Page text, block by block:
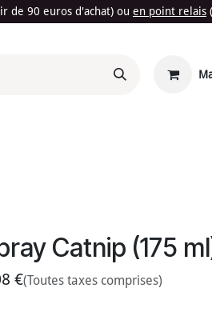
de 90 euros d'achat) ou en point relais
Catnip (175
€(Toutes taxes comprises)